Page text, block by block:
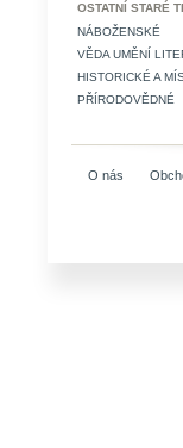
OSTATNÍ STARÉ
NÁBOŽENSKÉ
VĚDA UMĚNÍ
HISTORICKÉ A
PŘÍRODOVĚDNÉ
O nás